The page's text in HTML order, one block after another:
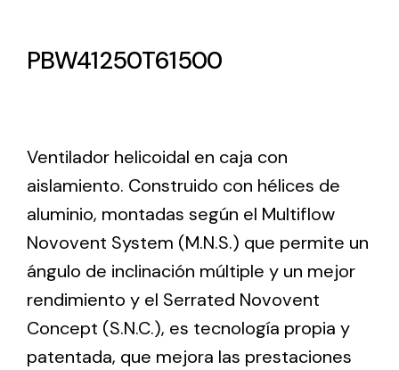
Ventilation
The incorporation of Novovent into the group
meant a greater offer of ventilation products for
different uses
PBW41250T61500
Ventilador helicoidal en caja con
aislamiento. Construido con hélices de
aluminio, montadas según el Multiflow
Novovent System (M.N.S.) que permite un
ángulo de inclinación múltiple y un mejor
rendimiento y el Serrated Novovent
Concept (S.N.C.), es tecnología propia y
patentada, que mejora las prestaciones